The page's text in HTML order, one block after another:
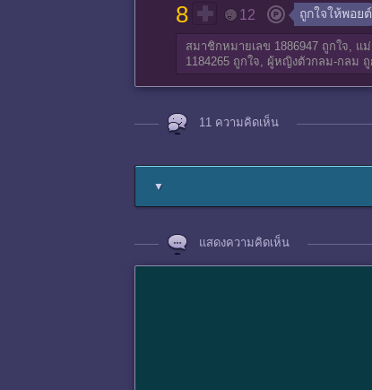
8 12 ถูกใจให้พอยต์
สมาชิกหมายเลข 1886947 ถูกใจ, แ
1184265 ถูกใจ, ผู้หญิงตัวกลม-กลม
11 ความคิดเห็น
▼
แสดงความคิดเห็น